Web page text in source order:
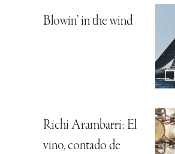
Blowin’ in the wind
Richi Arambarri: El
vino, contado de